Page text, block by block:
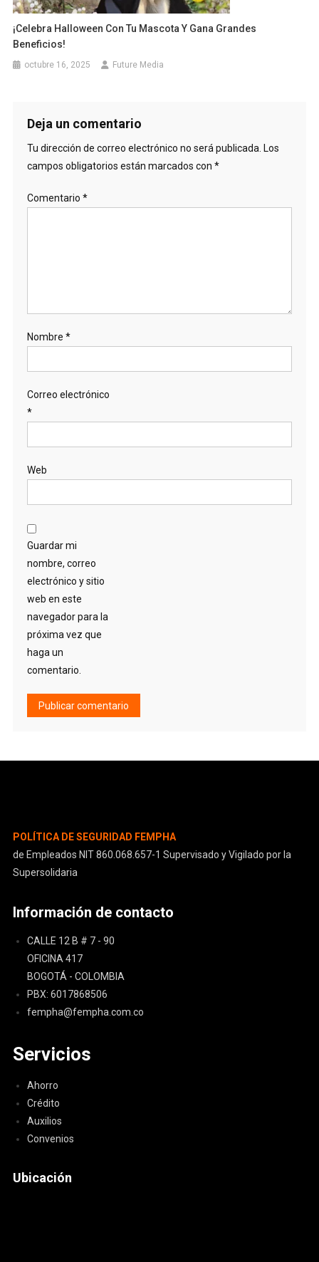
¡Celebra Halloween Con Tu Mascota Y Gana Grandes
Beneficios!
octubre 16, 2025 Future Media
Deja un comentario
Tu dirección de correo electrónico no será publicada. Los
campos obligatorios están marcados con *
Comentario *
Nombre *
Correo electrónico
*
Web
Guardar mi
nombre, correo
electrónico y sitio
web en este
navegador para la
próxima vez que
haga un
comentario.
POLÍTICA DE SEGURIDAD FEMPHA
de Empleados NIT 860.068.657-1 Supervisado y Vigilado por la
Supersolidaria
Información de contacto
CALLE 12 B # 7 - 90
OFICINA 417
BOGOTÁ - COLOMBIA
PBX: 6017868506
fempha@fempha.com.co
Servicios
Ahorro
Crédito
Auxilios
Convenios
Ubicación